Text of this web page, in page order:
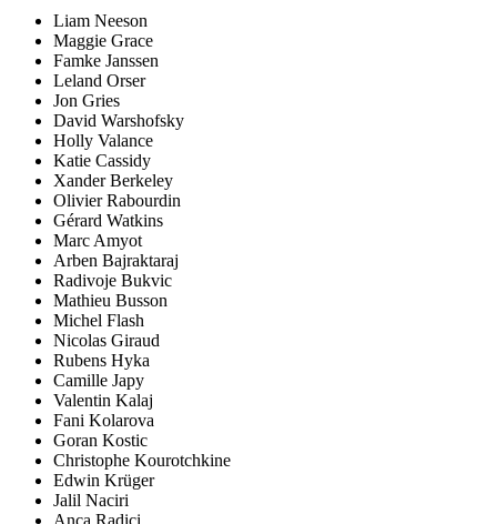
Liam Neeson
Maggie Grace
Famke Janssen
Leland Orser
Jon Gries
David Warshofsky
Holly Valance
Katie Cassidy
Xander Berkeley
Olivier Rabourdin
Gérard Watkins
Marc Amyot
Arben Bajraktaraj
Radivoje Bukvic
Mathieu Busson
Michel Flash
Nicolas Giraud
Rubens Hyka
Camille Japy
Valentin Kalaj
Fani Kolarova
Goran Kostic
Christophe Kourotchkine
Edwin Krüger
Jalil Naciri
Anca Radici